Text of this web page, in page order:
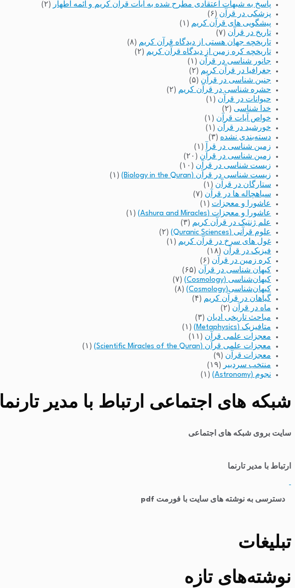
پاسخ به شبهات اعتقادی مطرح شده به آیات قرآن کریم و ائمه اطهار
(۲)
پزشکی در قرآن (۶)
پیشگویی های قرآن کریم (۱)
تاریخ در قرآن (۷)
تاریخچه جهان هستی از دیدگاه قرآن کریم (۸)
تاریخچه کره زمین از دیدگاه قرآن کریم (۲)
جانور شناسی در قرآن (۱)
جغرافیا در قرآن کریم (۲)
جنین شناسی در قرآن (۵)
حشره شناسی در قرآن کریم (۲)
حیوانات در قرآن (۱)
خدا شناسی (۲)
خواص آیات قرآن (۱)
خورشید در قرآن (۱)
دسته‌بندی نشده (۳)
زمین شناسی در قرآ
(۱)
زمین شناسی در قرآن (۲۰)
زیست شناسی در قرآن (۱۰)
زیست شناسی در قرآن (Biology in the Quran)
(۱)
ستارگان در قرآن (۱)
سیاهچاله ها در قرآن (۷)
عاشورا و معجزات (۱)
عاشورا و معجزات (Ashura and Miracles)
(۱)
علم ژنتیک در قرآن کریم (۳)
علوم قرآنی (Quranic Sciences)
(۲)
غول های سرخ در قرآن کریم (۱)
فیزیک در قرآن (۱۸)
کره زمین در قرآن (۶)
کیهان شناسی در قرآن (۶۵)
کیهان‌شناسی (Cosmology)
(۷)
کیهان‌شناسی(Cosmology)
(۸)
گیاهان در قرآن کریم (۴)
ماه در قرآن (۲)
مباحث تاریخی ادیان (۳)
متافیزیک (Metaphysics)
(۱)
معجزات علمی قرآن (۱۱)
معجزات علمی قرآن (Scientific Miracles of the Quran)
(۱)
معجزات قرآن (۹)
منتخب سردبیر
(۱۹)
نجوم (Astronomy)
(۱)
شبکه های اجتماعی ارتباط با مدیر تارنما
سایت بروی شبکه های اجتماعی
ارتباط با مدیر تارنما
دسترسی به نوشته های سایت با فورمت pdf
تبلیغات
نوشته‌های تازه